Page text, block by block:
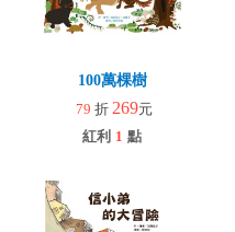
100萬棵樹
79 折 269元
紅利 1 點